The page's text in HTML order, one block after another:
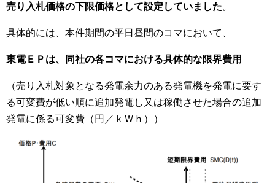
売り入札価格の下限価格として設定していました。
具体的には、本件期間の平日昼間のコマにおいて、
東電ＥＰは、同社の各コマにおける具体的な限界費用
（売り入札対象となる発電余力のある発電機を発電に要す
る可変費が低い順に追加発電し又は稼働させた場合の追加
発電に係る可変費（円／ｋＷｈ））